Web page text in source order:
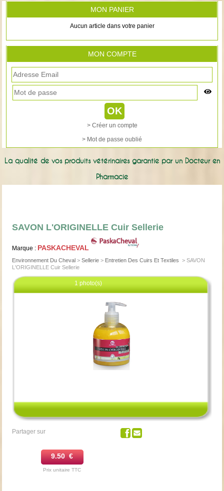
MON PANIER
Aucun article dans votre panier
MON COMPTE
> Créer un compte
> Mot de passe oublié
La qualité de vos produits vétérinaires garantie par un Docteur en
Pharmacie
SAVON L'ORIGINELLE Cuir Sellerie
Marque : PASKACHEVAL
Environnement Du Cheval > Sellerie > Entretien Des Cuirs Et Textiles > SAVON
L'ORIGINELLE Cuir Sellerie
1 photo(s)
Partager sur
9.50 €
Prix unitaire TTC